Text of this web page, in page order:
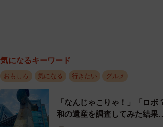
気になるキーワード
おもしろ 気になる 行きたい グルメ
「なんじゃこりゃ！」「ロ
和の遺産を調査してみた結果